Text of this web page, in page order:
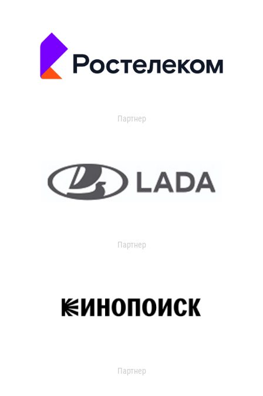
Партнер
Партнер
Партнер